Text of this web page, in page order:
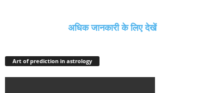
अधिक जानकारी के लिए देखें
Art of prediction in astrology